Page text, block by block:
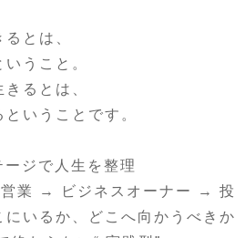
とは、
うこと。
るとは、
いうことです。
ジで人生を整理
業 → ビジネスオーナー →
にいるか、どこへ向かうべき